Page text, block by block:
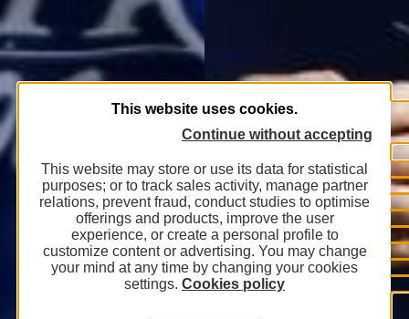
This website uses cookies.
Continue without accepting
This website may store or use its data for statistical
purposes; or to track sales activity, manage partner
relations, prevent fraud, conduct studies to optimise
offerings and products, improve the user
experience, or create a personal profile to
customize content or advertising. You may change
your mind at any time by changing your cookies
settings. Cookies policy